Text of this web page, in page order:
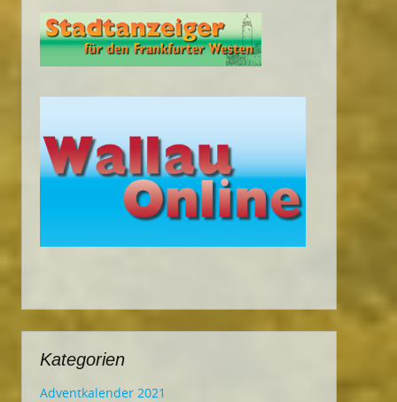
Kategorien
Adventkalender 2021